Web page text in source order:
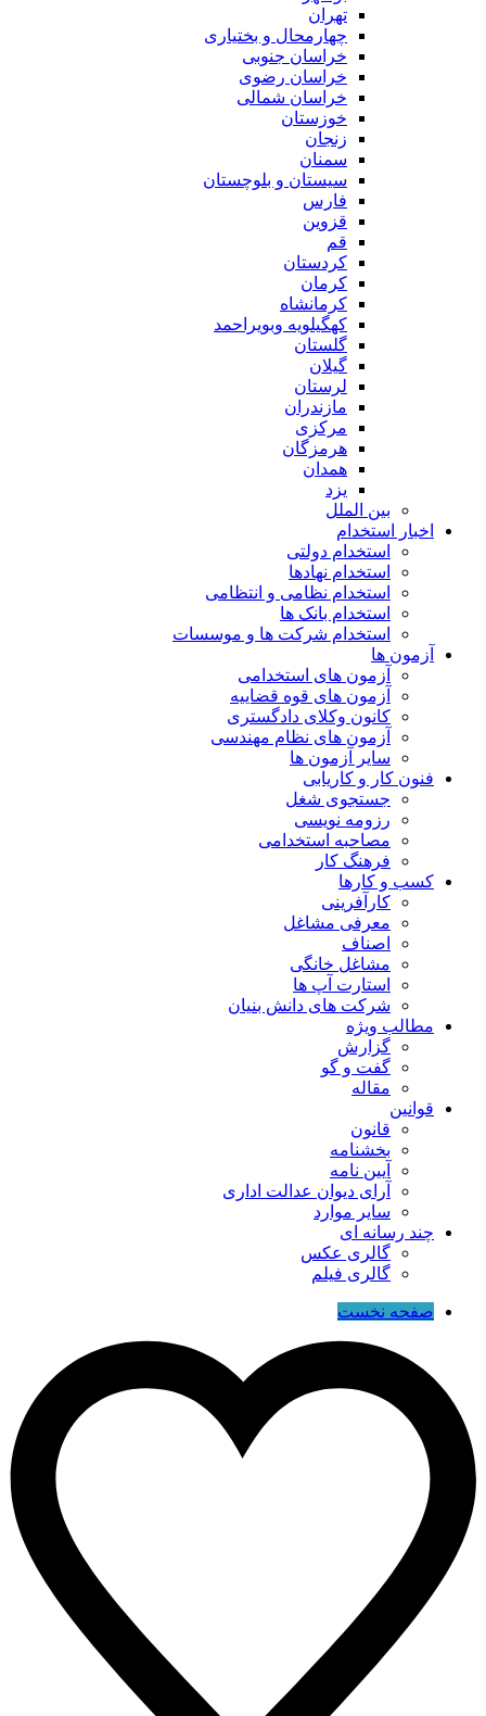
تهران
چهارمحال و بختیاری
خراسان جنوبی
خراسان رضوی
خراسان شمالی
خوزستان
زنجان
سمنان
سیستان و بلوچستان
فارس
قزوین
قم
کردستان
کرمان
کرمانشاه
کهگیلویه وبویراحمد
گلستان
گیلان
لرستان
مازندران
مرکزی
هرمزگان
همدان
یزد
بین الملل
اخبار استخدام
استخدام دولتی
استخدام نهادها
استخدام نظامی و انتظامی
استخدام بانک ها
استخدام شرکت ها و موسسات
آزمون ها
آزمون های استخدامی
آزمون های قوه قضاییه
کانون وکلای دادگستری
آزمون های نظام مهندسی
سایر آزمون ها
فنون کار و کاریابی
جستجوی شغل
رزومه نویسی
مصاحبه استخدامی
فرهنگ کار
کسب و کارها
کارآفرینی
معرفی مشاغل
اصناف
مشاغل خانگی
استارت آپ ها
شرکت های دانش بنیان
مطالب ویژه
گزارش
گفت و گو
مقاله
قوانین
قانون
بخشنامه
آیین نامه
آرای دیوان عدالت اداری
سایر موارد
چند رسانه ای
گالری عکس
گالری فیلم
صفحه نخست